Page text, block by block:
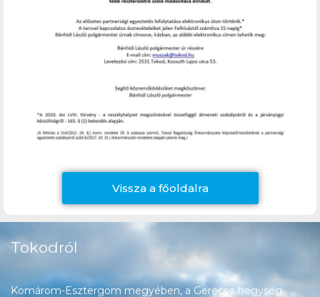
Vissza a főoldalra
Tokodról
Komárom-Esztergom megyében, a Gerecse hegység